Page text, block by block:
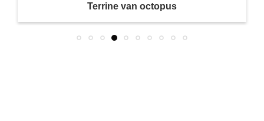
Terrine van octopus